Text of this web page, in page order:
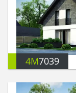
4M7039